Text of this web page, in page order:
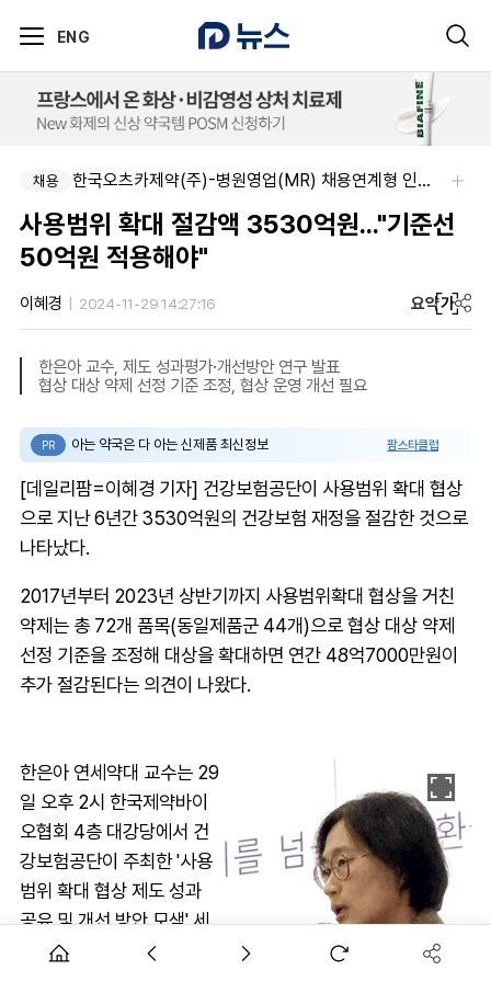
ENG
채용 한국오츠카제약(주)-병원영업(MR) 채용연계형 인턴(신입사원) 모집 공고
사용범위 확대 절감액 3530억원..."기준선
50억원 적용해야"
이혜경 2024-11-29 14:27:16 요약가
한은아 교수, 제도 성과평가·개선방안 연구 발표
협상 대상 약제 선정 기준 조정, 협상 운영 개선 필요
PR 아는 약국은 다 아는 신제품 최신정보 팜스타클럽
[데일리팜=이혜경 기자] 건강보험공단이 사용범위 확대 협상
으로 지난 6년간 3530억원의 건강보험 재정을 절감한 것으로
나타났다.
2017년부터 2023년 상반기까지 사용범위확대 협상을 거친
약제는 총 72개 품목(동일제품군 44개)으로 협상 대상 약제
선정 기준을 조정해 대상을 확대하면 연간 48억7000만원이
추가 절감된다는 의견이 나왔다.
한은아 연세약대 교수는 29
일 오후 2시 한국제약바이
오협회 4층 대강당에서 건
강보험공단이 주최한 '사용
범위 확대 협상 제도 성과
공유 및 개선 방안 모색' 세
미나에서 '사용범위 확대 협